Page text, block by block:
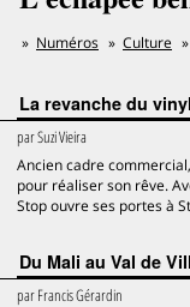
Numéros Culture
La revanche du
parSuzi Vieira
Ancien cadre
pour réaliser son rêve.
Stop ouvre ses portes à
Du Mali au Val de
parFrancis Gérardin